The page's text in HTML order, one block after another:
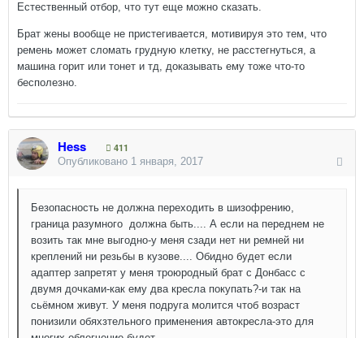
Естественный отбор, что тут еще можно сказать.
Брат жены вообще не пристегивается, мотивируя это тем, что
ремень может сломать грудную клетку, не расстегнуться, а
машина горит или тонет и тд, доказывать ему тоже что-то
бесполезно.
Hess
411
Опубликовано 1 января, 2017
Безопасность не должна переходить в шизофрению,
граница разумного должна быть.... А если на переднем не
возить так мне выгодно-у меня сзади нет ни ремней ни
креплений ни резьбы в кузове.... Обидно будет если
адаптер запретят у меня троюродный брат с Донбасс с
двумя дочками-как ему два кресла покупать?-и так на
сьёмном живут. У меня подруга молится чтоб возраст
понизили обяхзтельного применения автокресла-это для